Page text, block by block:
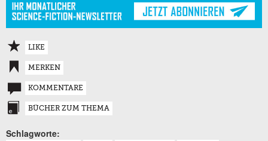
LIKE
MERKEN
KOMMENTARE
BÜCHER ZUM THEMA
Schlagworte: